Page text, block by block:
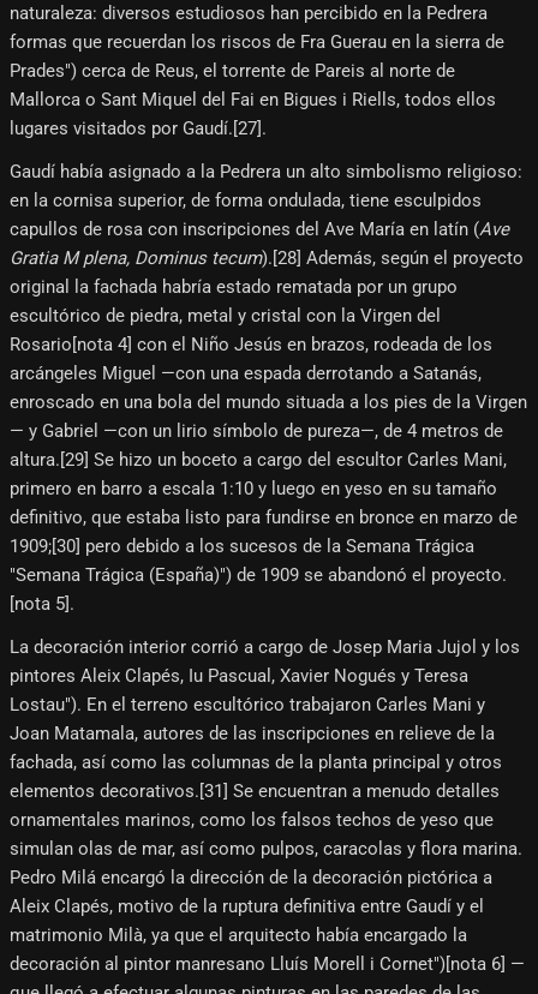
naturaleza: diversos estudiosos han percibido en la Pedrera
formas que recuerdan los riscos de Fra Guerau en la sierra de
Prades") cerca de Reus, el torrente de Pareis al norte de
Mallorca o Sant Miquel del Fai en Bigues i Riells, todos ellos
lugares visitados por Gaudí.[27]​.
Gaudí había asignado a la Pedrera un alto simbolismo religioso:
en la cornisa superior, de forma ondulada, tiene esculpidos
capullos de rosa con inscripciones del Ave María en latín (Ave
Gratia M plena, Dominus tecum).[28]​ Además, según el proyecto
original la fachada habría estado rematada por un grupo
escultórico de piedra, metal y cristal con la Virgen del
Rosario[nota 4]​ con el Niño Jesús en brazos, rodeada de los
arcángeles Miguel —con una espada derrotando a Satanás,
enroscado en una bola del mundo situada a los pies de la Virgen
— y Gabriel —con un lirio símbolo de pureza—, de 4 metros de
altura.[29]​ Se hizo un boceto a cargo del escultor Carles Mani,
primero en barro a escala 1:10 y luego en yeso en su tamaño
definitivo, que estaba listo para fundirse en bronce en marzo de
1909;[30]​ pero debido a los sucesos de la Semana Trágica
"Semana Trágica (España)") de 1909 se abandonó el proyecto.
[nota 5]​.
La decoración interior corrió a cargo de Josep Maria Jujol y los
pintores Aleix Clapés, Iu Pascual, Xavier Nogués y Teresa
Lostau"). En el terreno escultórico trabajaron Carles Mani y
Joan Matamala, autores de las inscripciones en relieve de la
fachada, así como las columnas de la planta principal y otros
elementos decorativos.[31]​ Se encuentran a menudo detalles
ornamentales marinos, como los falsos techos de yeso que
simulan olas de mar, así como pulpos, caracolas y flora marina.
Pedro Milá encargó la dirección de la decoración pictórica a
Aleix Clapés, motivo de la ruptura definitiva entre Gaudí y el
matrimonio Milà, ya que el arquitecto había encargado la
decoración al pintor manresano Lluís Morell i Cornet")[nota 6]​ —